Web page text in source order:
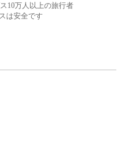
10万人以上の旅行者
は安全です